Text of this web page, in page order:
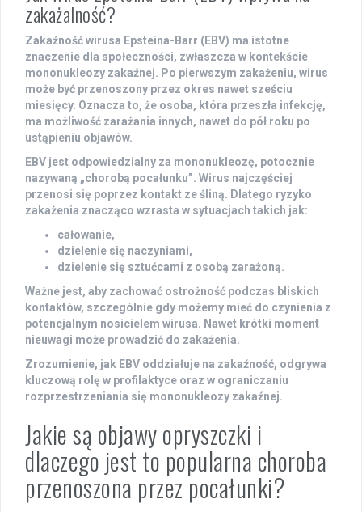
zakażalność?
Zakaźność wirusa Epsteina-Barr (EBV) ma istotne
znaczenie dla społeczności, zwłaszcza w kontekście
mononukleozy zakaźnej. Po pierwszym zakażeniu, wirus
może być przenoszony przez okres nawet sześciu
miesięcy. Oznacza to, że osoba, która przeszła infekcję,
ma możliwość zarażania innych, nawet do pół roku po
ustąpieniu objawów.
EBV jest odpowiedzialny za mononukleozę, potocznie
nazywaną „chorobą pocałunku”. Wirus najczęściej
przenosi się poprzez kontakt ześliną. Dlatego ryzyko
zakażenia znacząco wzrasta w sytuacjach takich jak:
całowanie,
dzielenie się naczyniami,
dzielenie się sztućcami z osobą zarażoną.
Ważne jest, aby zachować ostrożność podczas bliskich
kontaktów, szczególnie gdy możemy mieć do czynienia z
potencjalnym nosicielem wirusa. Nawet krótki moment
nieuwagi może prowadzić do zakażenia.
Zrozumienie, jak EBV oddziałuje na zakaźność, odgrywa
kluczową rolę w profilaktyce oraz w ograniczaniu
rozprzestrzeniania się mononukleozy zakaźnej.
Jakie są objawy opryszczki i
dlaczego jest to popularna choroba
przenoszona przez pocałunki?